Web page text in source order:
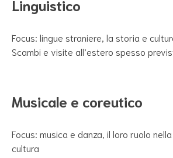
Linguistico
Focus: lingue straniere, la storia e
Scambi e visite all’estero spesso
Musicale e coreutico
Focus: musica e danza, il loro ruolo
cultura